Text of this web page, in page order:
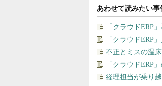
あわせて読みたい
「クラウドERP
「クラウドERP
不正とミスの温
「クラウドERP
経理担当が乗り